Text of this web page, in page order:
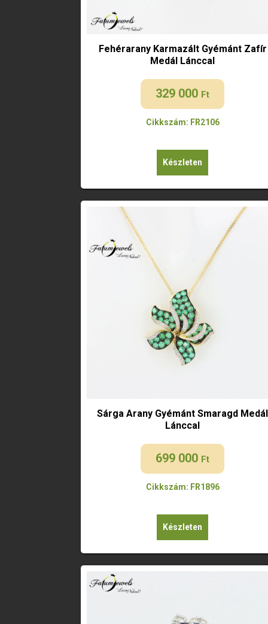
Fehérarany Karmazált Gyémánt Zafír
Medál Lánccal
329 000 Ft
Cikkszám: FR2106
Készleten
Sárga Arany Gyémánt Smaragd Medál
Lánccal
699 000 Ft
Cikkszám: FR1896
Készleten